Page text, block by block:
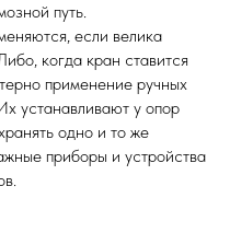
путь.
если велика
когда кран ставится
применение ручных
устанавливают у опор
одно и то же
приборы и устройства